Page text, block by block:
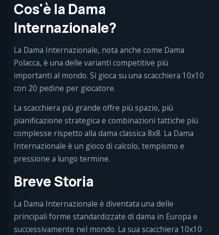
Cos'è la Dama
Internazionale?
La Dama Internazionale, nota anche come Dama
Polacca, è una delle varianti competitive più
importanti al mondo. Si gioca su una scacchiera 10x10
con 20 pedine per giocatore.
La scacchiera più grande offre più spazio, più
pianificazione strategica e combinazioni tattiche più
complesse rispetto alla dama classica 8x8. La Dama
Internazionale è un gioco di calcolo, tempismo e
pressione a lungo termine.
Breve Storia
La Dama Internazionale è diventata una delle
principali forme standardizzate di dama in Europa e
successivamente nel mondo. La sua scacchiera 10x10